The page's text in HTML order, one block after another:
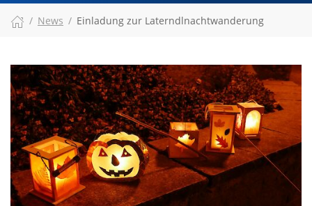
News Einladung zur Laterndlnachtwanderung